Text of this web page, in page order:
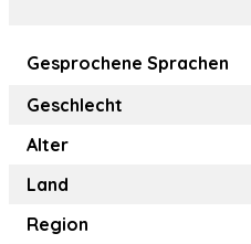
Gesprochene Sprachen
Geschlecht
Alter
Land
Region